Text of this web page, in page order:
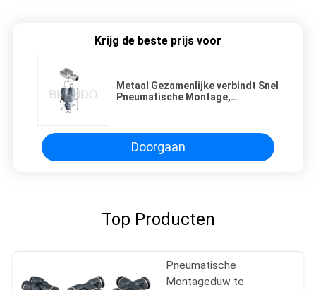
Krijg de beste prijs voor
Metaal Gezamenlijke verbindt Snel
Pneumatische Montage,
Doorgaan
Top Producten
Pneumatische
Montageduw te